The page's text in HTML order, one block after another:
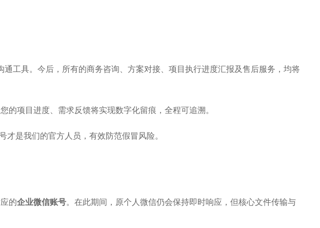
工具。今后，所有的商务咨询、方案对接、项目执行进度汇报及售后服务，均将
的项目进度、需求反馈将实现数字化留痕，全程可追溯。
才是我们的官方人员，有效防范假冒风险。
的企业微信账号。在此期间，原个人微信仍会保持即时响应，但核心文件传输与